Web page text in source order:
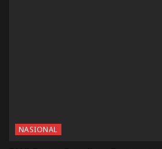
NASIONAL